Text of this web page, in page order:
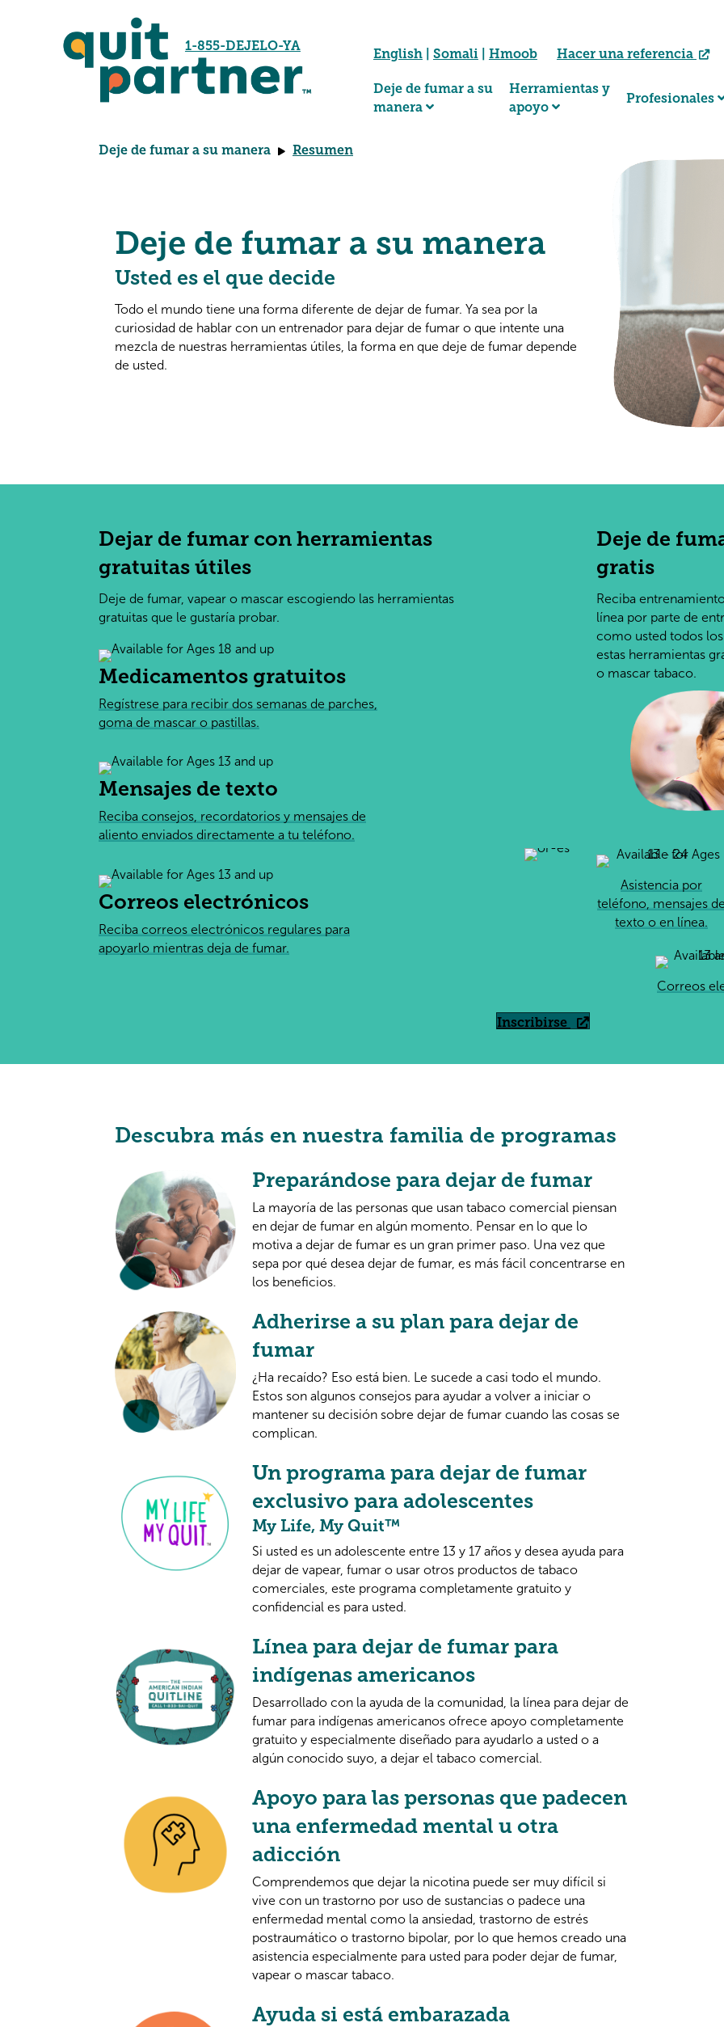
1-855-DEJELO-YA
English| Somali| Hmoob Hacer una referencia
Deje de fumar a su
manera
Herramientas y
apoyo
Profesionales
Deje de fumar a su manera Resumen
Deje de fumar a su manera
Usted es el que decide
Todo el mundo tiene una forma diferente de dejar de fumar. Ya sea por la
curiosidad de hablar con un entrenador para dejar de fumar o que intente una
mezcla de nuestras herramientas útiles, la forma en que deje de fumar depende
de usted.
Dejar de fumar con herramientas
gratuitas útiles
Deje de fumar, vapear o mascar escogiendo las herramientas
gratuitas que le gustaría probar.
Medicamentos gratuitos
Regístrese para recibir dos semanas de parches,
goma de mascar o pastillas.
Mensajes de texto
Reciba consejos, recordatorios y mensajes de
aliento enviados directamente a tu teléfono.
Correos electrónicos
Reciba correos electrónicos regulares para
apoyarlo mientras deja de fumar.
Deje de
gratis
Reciba
línea por parte de
como usted todos
estas herramientas
o mascar tabaco.
Asistencia por
teléfono, mensajes de
texto o en línea.
Correos
Inscribirse
Descubra más en nuestra familia de programas
Preparándose para dejar de fumar
La mayoría de las personas que usan tabaco comercial piensan
en dejar de fumar en algún momento. Pensar en lo que lo
motiva a dejar de fumar es un gran primer paso. Una vez que
sepa por qué desea dejar de fumar, es más fácil concentrarse en
los beneficios.
Adherirse a su plan para dejar de
fumar
¿Ha recaído? Eso está bien. Le sucede a casi todo el mundo.
Estos son algunos consejos para ayudar a volver a iniciar o
mantener su decisión sobre dejar de fumar cuando las cosas se
complican.
Un programa para dejar de fumar
exclusivo para adolescentes
My Life, My Quit™
Si usted es un adolescente entre 13 y 17 años y desea ayuda para
dejar de vapear, fumar o usar otros productos de tabaco
comerciales, este programa completamente gratuito y
confidencial es para usted.
Línea para dejar de fumar para
indígenas americanos
Desarrollado con la ayuda de la comunidad, la línea para dejar de
fumar para indígenas americanos ofrece apoyo completamente
gratuito y especialmente diseñado para ayudarlo a usted o a
algún conocido suyo, a dejar el tabaco comercial.
Apoyo para las personas que padecen
una enfermedad mental u otra
adicción
Comprendemos que dejar la nicotina puede ser muy difícil si
vive con un trastorno por uso de sustancias o padece una
enfermedad mental como la ansiedad, trastorno de estrés
postraumático o trastorno bipolar, por lo que hemos creado una
asistencia especialmente para usted para poder dejar de fumar,
vapear o mascar tabaco.
Ayuda si está embarazada